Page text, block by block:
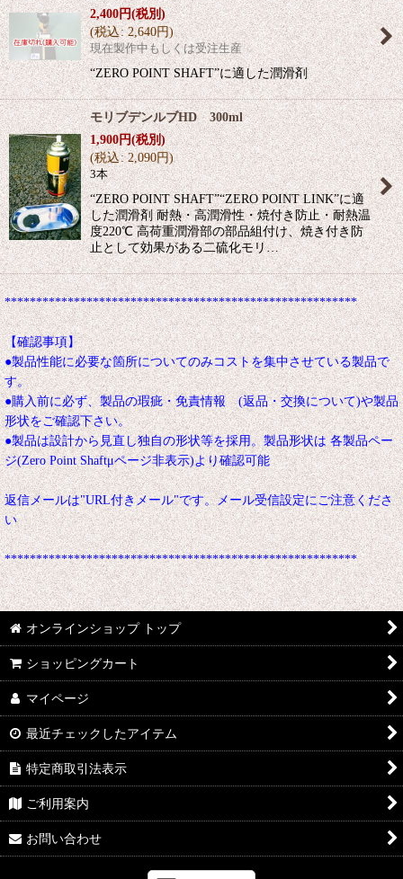
2,400円(税別)
(税込: 2,640円)
現在製作中もしくは受注生産
“ZERO POINT SHAFT”に適した潤滑剤
モリブデンルブHD 300ml
1,900円(税別)
(税込: 2,090円)
3本
“ZERO POINT SHAFT”“ZERO POINT LINK”に適
した潤滑剤 耐熱・高潤滑性・焼付き防止・耐熱温
度220℃ 高荷重潤滑部の部品組付け、焼き付き防
止として効果がある二硫化モリ…
********************************************************
【確認事項】
●製品性能に必要な箇所についてのみコストを集中させている製品で
す。
●購入前に必ず、製品の瑕疵・免責情報 (返品・交換について)や製品
形状をご確認下さい。
●製品は設計から見直し独自の形状等を採用。製品形状は 各製品ペー
ジ(Zero Point Shaftμページ非表示)より確認可能
返信メールは"URL付きメール"です。メール受信設定にご注意くださ
い
********************************************************
オンラインショップ トップ
ショッピングカート
マイページ
最近チェックしたアイテム
特定商取引法表示
ご利用案内
お問い合わせ